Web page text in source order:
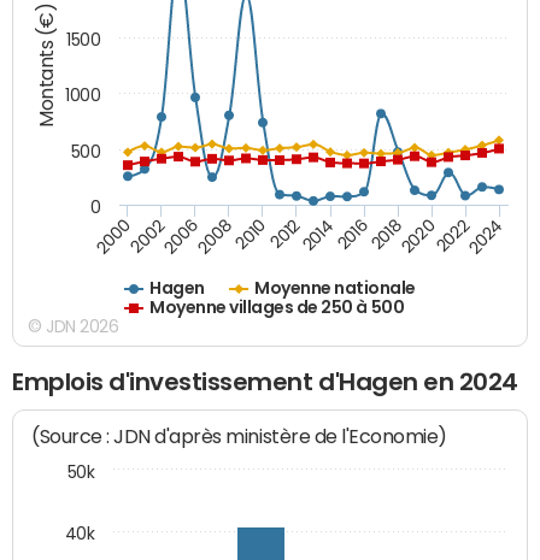
Montants (€)
Hagen
Moyenne nationale
Moyenne villages de 250 à 500
200020022006200820102012201420162018202020222024
0
500
1000
1500
© JDN 2026
Emplois d'investissement d'Hagen en 2024
(Source : JDN d'après ministère de l'Economie)
40k
50k